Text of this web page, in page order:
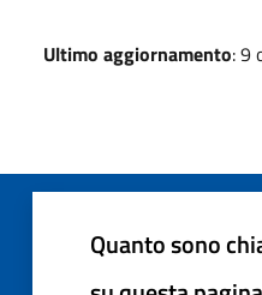
Ultimo aggiornamento: 9
Quanto sono